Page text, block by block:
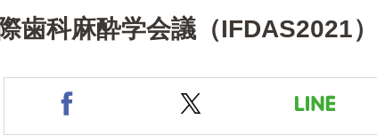
歯科麻酔学会議（IFDAS2021）